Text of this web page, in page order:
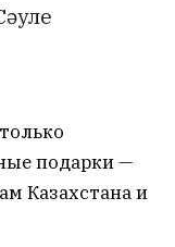
подарки —
Казахстана и